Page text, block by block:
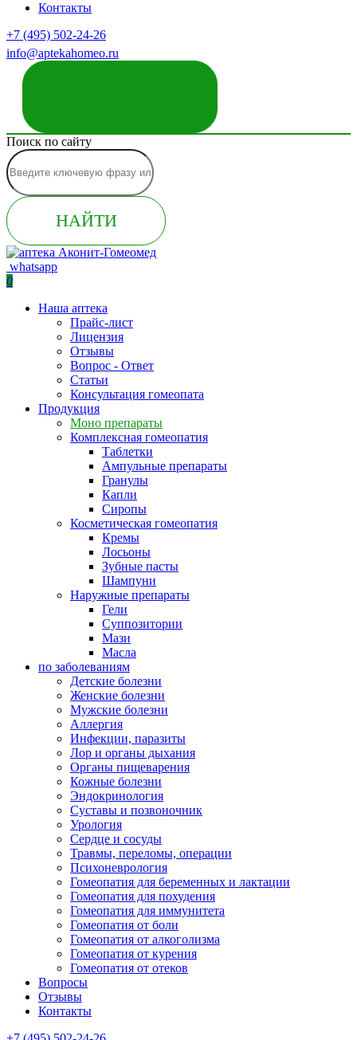
Контакты
+7 (495) 502-24-26
info@aptekahomeo.ru
Поиск по сайту
НАЙТИ
whatsapp
0
Наша аптека
Прайс-лист
Лицензия
Отзывы
Вопрос - Ответ
Статьи
Консультация гомеопата
Продукция
Моно препараты
Комплексная гомеопатия
Таблетки
Ампульные препараты
Гранулы
Капли
Сиропы
Косметическая гомеопатия
Кремы
Лосьоны
Зубные пасты
Шампуни
Наружные препараты
Гели
Суппозитории
Мази
Масла
по заболеваниям
Детские болезни
Женские болезни
Мужские болезни
Аллергия
Инфекции, паразиты
Лор и органы дыхания
Органы пищеварения
Кожные болезни
Эндокринология
Суставы и позвоночник
Урология
Сердце и сосуды
Травмы, переломы, операции
Психоневрология
Гомеопатия для беременных и лактации
Гомеопатия для похудения
Гомеопатия для иммунитета
Гомеопатия от боли
Гомеопатия от алкоголизма
Гомеопатия от курения
Гомеопатия от отеков
Вопросы
Отзывы
Контакты